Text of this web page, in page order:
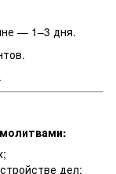
— 1–3 дня.
дел;